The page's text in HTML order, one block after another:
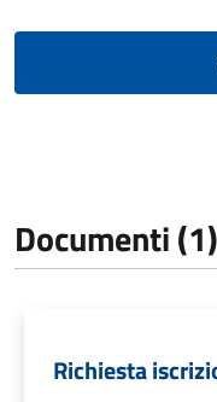
Documenti (1)
Richiesta